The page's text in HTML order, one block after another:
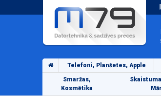
Telefoni, Planšetes, Apple
Smaržas,
Kosmētika